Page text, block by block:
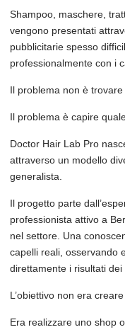
Shampoo, maschere,
vengono presentati
pubblicitarie spesso
professionalmente con i
Il problema non è
Il problema è capire
Doctor Hair Lab Pro
attraverso un modello
generalista.
Il progetto parte
professionista attivo a
nel settore. Una
capelli reali, osservando
direttamente i risultati
L’obiettivo non era
Era realizzare uno shop